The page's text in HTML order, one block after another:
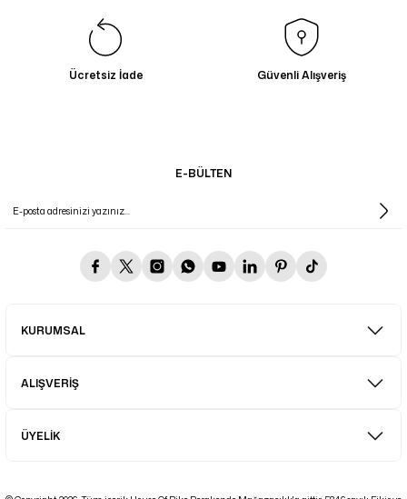
Ücretsiz İade Güvenli Alışveriş
E-BÜLTEN
KURUMSAL
ALIŞVERİŞ
ÜYELİK